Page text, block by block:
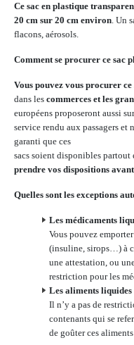
Ce sac en plastique
20 cm sur 20 cm environ. Un
flacons, aérosols.
Comment se procurer ce sac
Vous pouvez vous procurer
dans les commerces et les
européens proposeront aussi
service rendu aux passagers
garanti que ces
sacs soient disponibles partout
prendre vos dispositions
Quelles sont les exceptions
Les médicaments
Vous pouvez
(insuline, sirops…) à
une attestation, ou
restriction pour les
Les aliments liquides
Il n’y a pas de
contenants qui se
de goûter ces